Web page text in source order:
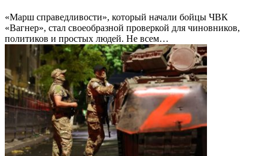
«Марш справедливости», который начали бойцы ЧВК
«Вагнер», стал своеобразной проверкой для чиновников,
политиков и простых людей. Не всем…